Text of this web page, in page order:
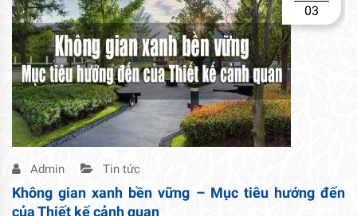
03
Admin Tin tức
Không gian xanh bền vững – Mục tiêu hướng đến
của Thiết kế cảnh quan